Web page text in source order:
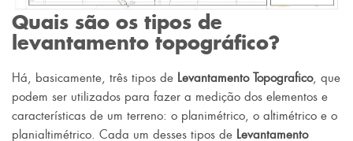
Quais são os tipos de
levantamento topográfico?
Há, basicamente, três tipos de Levantamento Topografico, que
podem ser utilizados para fazer a medição dos elementos e
características de um terreno: o planimétrico, o altimétrico e o
planialtimétrico. Cada um desses tipos de Levantamento